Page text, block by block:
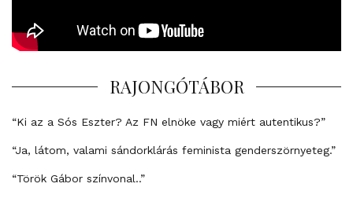
RAJONGÓTÁBOR
“Ki az a Sós Eszter? Az FN elnöke vagy miért autentikus?”
“Ja, látom, valami sándorklárás feminista genderszörnyeteg.”
“Török Gábor színvonal..”